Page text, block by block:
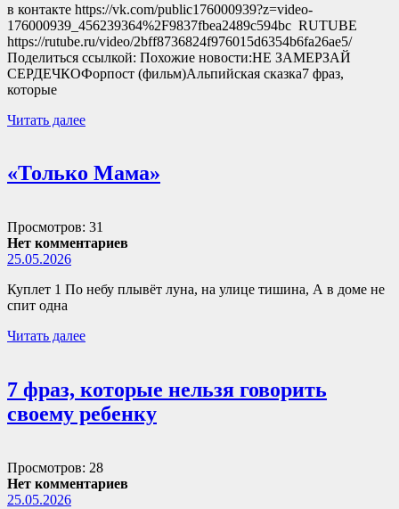
в контакте https://vk.com/public176000939?z=video-
176000939_456239364%2F9837fbea2489c594bc RUTUBE
https://rutube.ru/video/2bff8736824f976015d6354b6fa26ae5/
Поделиться ссылкой: Похожие новости:НЕ ЗАМЕРЗАЙ
СЕРДЕЧКОФорпост (фильм)Альпийская сказка7 фраз,
которые
Читать далее
«Только Мама»
Просмотров: 31
Нет комментариев
25.05.2026
Куплет 1 По небу плывёт луна, на улице тишина, А в доме не
спит одна
Читать далее
7 фраз, которые нельзя говорить
своему ребенку
Просмотров: 28
Нет комментариев
25.05.2026